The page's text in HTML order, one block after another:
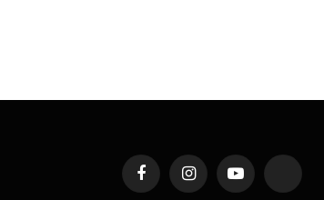
FacebookInstagramYouTube TikTok